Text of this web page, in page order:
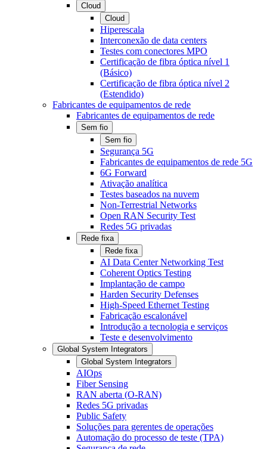
Cloud
Cloud
Hiperescala
Interconexão de data centers
Testes com conectores MPO
Certificação de fibra óptica nível 1
(Básico)
Certificação de fibra óptica nível 2
(Estendido)
Fabricantes de equipamentos de rede
Fabricantes de equipamentos de rede
Sem fio
Sem fio
Segurança 5G
Fabricantes de equipamentos de rede 5G
6G Forward
Ativação analítica
Testes baseados na nuvem
Non-Terrestrial Networks
Open RAN Security Test
Redes 5G privadas
Rede fixa
Rede fixa
AI Data Center Networking Test
Coherent Optics Testing
Implantação de campo
Harden Security Defenses
High-Speed Ethernet Testing
Fabricação escalonável
Introdução a tecnologia e serviços
Teste e desenvolvimento
Global System Integrators
Global System Integrators
AIOps
Fiber Sensing
RAN aberta (O-RAN)
Redes 5G privadas
Public Safety
Soluções para gerentes de operações
Automação do processo de teste (TPA)